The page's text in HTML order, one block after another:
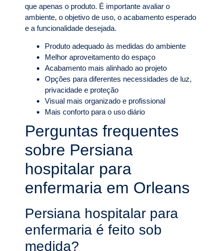
que apenas o produto. É importante avaliar o
ambiente, o objetivo de uso, o acabamento esperado
e a funcionalidade desejada.
Produto adequado às medidas do ambiente
Melhor aproveitamento do espaço
Acabamento mais alinhado ao projeto
Opções para diferentes necessidades de luz,
privacidade e proteção
Visual mais organizado e profissional
Mais conforto para o uso diário
Perguntas frequentes
sobre Persiana
hospitalar para
enfermaria em Orleans
Persiana hospitalar para
enfermaria é feito sob
medida?